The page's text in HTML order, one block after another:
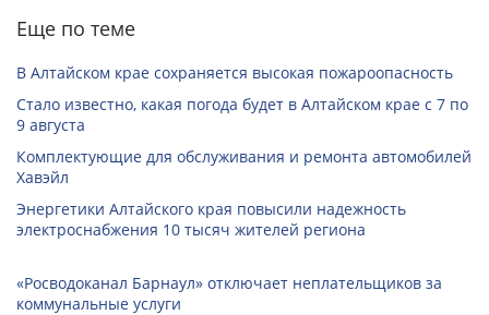
Еще по теме
В Алтайском крае сохраняется высокая пожароопасность
Стало известно, какая погода будет в Алтайском крае с 7 по
9 августа
Комплектующие для обслуживания и ремонта автомобилей
Хавэйл
Энергетики Алтайского края повысили надежность
электроснабжения 10 тысяч жителей региона
«Росводоканал Барнаул» отключает неплательщиков за
коммунальные услуги